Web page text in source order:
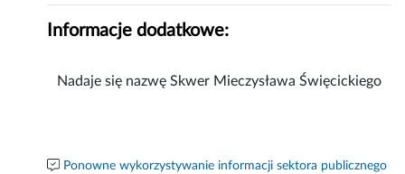
Informacje dodatkowe:
Nadaje się nazwę Skwer Mieczysława Święcickiego
Ponowne wykorzystywanie informacji sektora publicznego